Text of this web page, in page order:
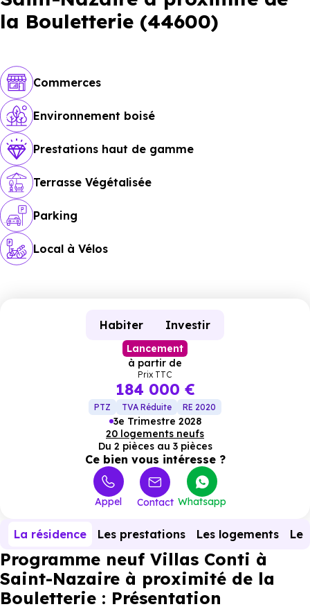
la Bouletterie (44600)
Commerces
Environnement boisé
Prestations haut de gamme
Terrasse Végétalisée
Parking
Local à Vélos
Habiter Investir
Lancement
à partir de
Prix TTC
184 000 €
PTZ TVA Réduite RE 2020
3e Trimestre 2028
20 logements neufs
Du 2 pièces au 3 pièces
Ce bien vous intéresse ?
Appel Contact Whatsapp
La résidence Les prestations Les logements Le
Programme neuf Villas Conti à
Saint-Nazaire à proximité de la
Bouletterie : Présentation